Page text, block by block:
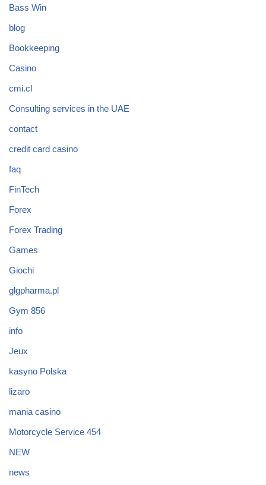
Bass Win
blog
Bookkeeping
Casino
cmi.cl
Consulting services in the UAE
contact
credit card casino
faq
FinTech
Forex
Forex Trading
Games
Giochi
glgpharma.pl
Gym 856
info
Jeux
kasyno Polska
lizaro
mania casino
Motorcycle Service 454
NEW
news